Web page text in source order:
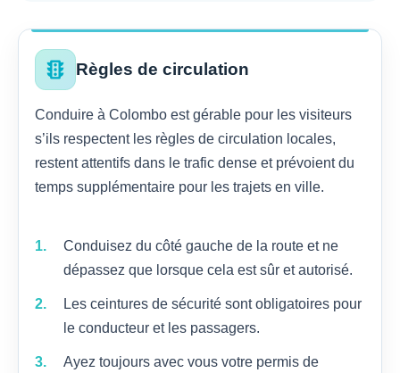
traffic Règles de circulation
Conduire à Colombo est gérable pour les visiteurs
s’ils respectent les règles de circulation locales,
restent attentifs dans le trafic dense et prévoient du
temps supplémentaire pour les trajets en ville.
Conduisez du côté gauche de la route et ne
dépassez que lorsque cela est sûr et autorisé.
Les ceintures de sécurité sont obligatoires pour
le conducteur et les passagers.
Ayez toujours avec vous votre permis de